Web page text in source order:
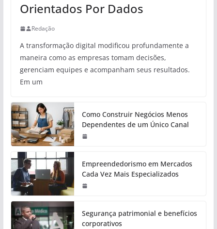
Orientados Por Dados
Redação
A transformação digital modificou profundamente a
maneira como as empresas tomam decisões,
gerenciam equipes e acompanham seus resultados.
Em um
Como Construir Negócios Menos
Dependentes de um Único Canal
Empreendedorismo em Mercados
Cada Vez Mais Especializados
Segurança patrimonial e benefícios
corporativos